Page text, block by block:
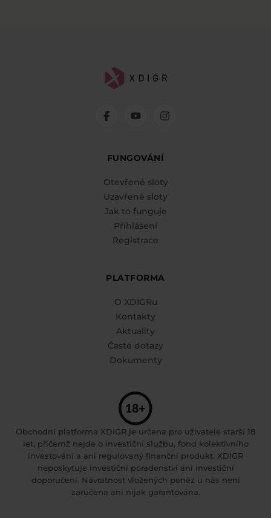
FUNGOVÁNÍ
Otevřené sloty
Uzavřené sloty
Jak to funguje
Přihlášení
Registrace
PLATFORMA
O XDIGRu
Kontakty
Aktuality
Časté dotazy
Dokumenty
Obchodní platforma XDIGR je určena pro uživatele starší 18
let, přičemž nejde o investiční službu, fond kolektivního
investování a ani regulovaný finanční produkt. XDIGR
neposkytuje investiční poradenství ani investiční
doporučení. Návratnost vložených peněz u nás není
zaručena ani nijak garantována.